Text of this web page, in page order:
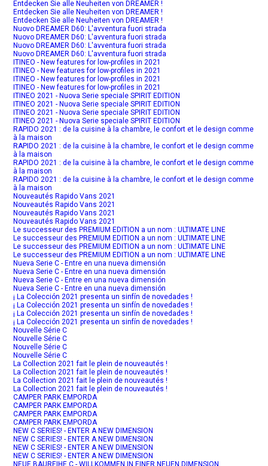
Entdecken Sie alle Neuheiten von DREAMER !
Entdecken Sie alle Neuheiten von DREAMER !
Entdecken Sie alle Neuheiten von DREAMER !
Nuovo DREAMER D60: L'avventura fuori strada
Nuovo DREAMER D60: L'avventura fuori strada
Nuovo DREAMER D60: L'avventura fuori strada
Nuovo DREAMER D60: L'avventura fuori strada
ITINEO - New features for low-profiles in 2021
ITINEO - New features for low-profiles in 2021
ITINEO - New features for low-profiles in 2021
ITINEO - New features for low-profiles in 2021
ITINEO 2021 - Nuova Serie speciale SPIRIT EDITION
ITINEO 2021 - Nuova Serie speciale SPIRIT EDITION
ITINEO 2021 - Nuova Serie speciale SPIRIT EDITION
ITINEO 2021 - Nuova Serie speciale SPIRIT EDITION
RAPIDO 2021 : de la cuisine à la chambre, le confort et le design comme
à la maison
RAPIDO 2021 : de la cuisine à la chambre, le confort et le design comme
à la maison
RAPIDO 2021 : de la cuisine à la chambre, le confort et le design comme
à la maison
RAPIDO 2021 : de la cuisine à la chambre, le confort et le design comme
à la maison
Nouveautés Rapido Vans 2021
Nouveautés Rapido Vans 2021
Nouveautés Rapido Vans 2021
Nouveautés Rapido Vans 2021
Le successeur des PREMIUM EDITION a un nom : ULTIMATE LINE
Le successeur des PREMIUM EDITION a un nom : ULTIMATE LINE
Le successeur des PREMIUM EDITION a un nom : ULTIMATE LINE
Le successeur des PREMIUM EDITION a un nom : ULTIMATE LINE
Nueva Serie C - Entre en una nueva dimensión
Nueva Serie C - Entre en una nueva dimensión
Nueva Serie C - Entre en una nueva dimensión
Nueva Serie C - Entre en una nueva dimensión
¡ La Colección 2021 presenta un sinfín de novedades !
¡ La Colección 2021 presenta un sinfín de novedades !
¡ La Colección 2021 presenta un sinfín de novedades !
¡ La Colección 2021 presenta un sinfín de novedades !
Nouvelle Série C
Nouvelle Série C
Nouvelle Série C
Nouvelle Série C
La Collection 2021 fait le plein de nouveautés !
La Collection 2021 fait le plein de nouveautés !
La Collection 2021 fait le plein de nouveautés !
La Collection 2021 fait le plein de nouveautés !
CAMPER PARK EMPORDA
CAMPER PARK EMPORDA
CAMPER PARK EMPORDA
CAMPER PARK EMPORDA
NEW C SERIES! - ENTER A NEW DIMENSION
NEW C SERIES! - ENTER A NEW DIMENSION
NEW C SERIES! - ENTER A NEW DIMENSION
NEW C SERIES! - ENTER A NEW DIMENSION
NEUE BAUREIHE C - WILLKOMMEN IN EINER NEUEN DIMENSION